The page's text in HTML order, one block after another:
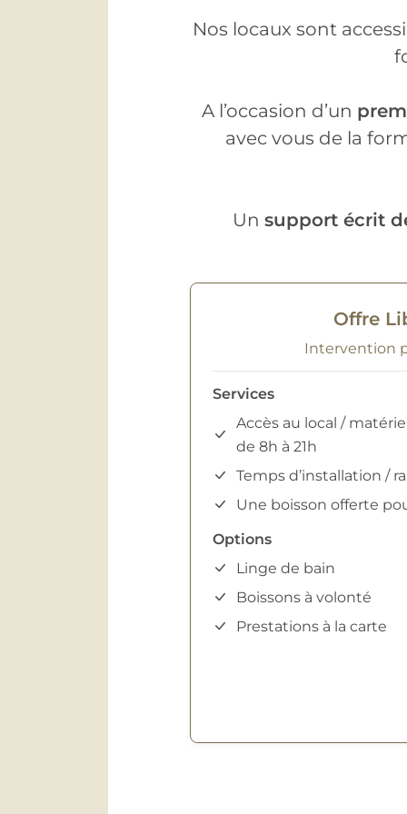
Nos locaux sont
A l’occasion d’un
avec vous de la
Un support écrit
Offre
Intervention
Services
Accès au local /
de 8h à 21h
Temps d’installation /
Une boisson offerte
Options
Linge de bain
Boissons à volonté
Prestations à la carte